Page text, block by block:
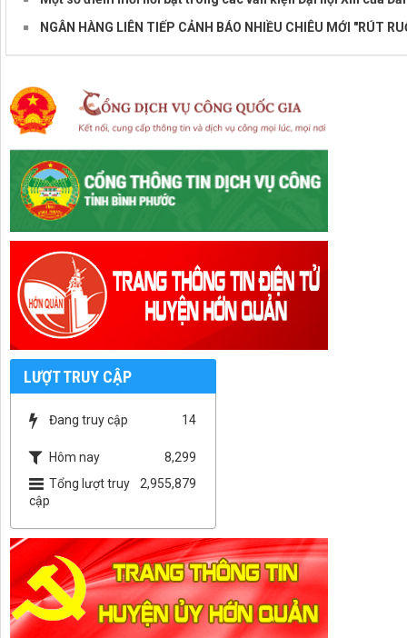
NGÂN HÀNG LIÊN TIẾP CẢNH BÁO NHIỀU CHIÊU MỚI "RÚT
LƯỢT TRUY CẬP
Đang truy cập 14
Hôm nay
8,299
Tổng lượt truy
cập
2,955,879